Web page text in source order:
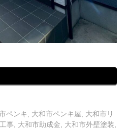
ペンキ 大和市ペンキ屋
大和市リ
事 大和市助成金 大和市外壁塗装